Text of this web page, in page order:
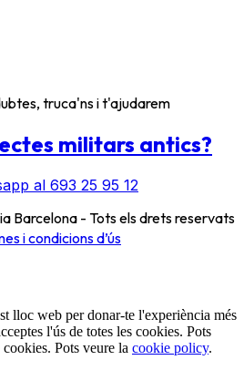
truca'ns i t'ajudarem
militars antics?
al 693 25 95 12
Barcelona - Tots els drets reservats
i condicions d’ús
lloc web per donar-te l'experiència més
l'ús de totes les cookies. Pots
Pots veure la cookie policy.